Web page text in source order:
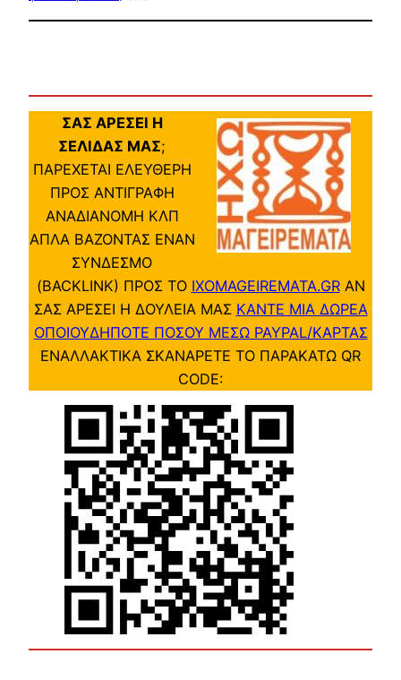
ΣΑΣ ΑΡΕΣΕΙ Η
ΣΕΛΙΔΑΣ ΜΑΣ;
ΠΑΡΕΧΕΤΑΙ ΕΛΕΥΘΕΡΗ
ΠΡΟΣ ΑΝΤΙΓΡΑΦΗ
ΑΝΑΔΙΑΝΟΜΗ ΚΛΠ
ΑΠΛΑ ΒΑΖΟΝΤΑΣ ΕΝΑΝ
ΣΥΝΔΕΣΜΟ
(BACKLINK) ΠΡΟΣ ΤΟ IXOMAGEIREMATA.GRΑΝ
ΣΑΣ ΑΡΕΣΕΙ Η ΔΟΥΛΕΙΑ ΜΑΣ ΚΑΝΤΕ ΜΙΑ ΔΩΡΕΑ
ΟΠΟΙΟΥΔΗΠΟΤΕ ΠΟΣΟΥ ΜΕΣΩ PAYPAL/ΚΑΡΤΑΣ
ΕΝΑΛΛΑΚΤΙΚΑ ΣΚΑΝΑΡΕΤΕ ΤΟ ΠΑΡΑΚΑΤΩ QR
CODE: